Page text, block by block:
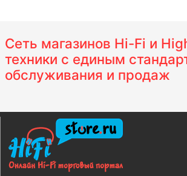
Сеть магазинов Hi-Fi и
техники с единым
обслуживания и продаж